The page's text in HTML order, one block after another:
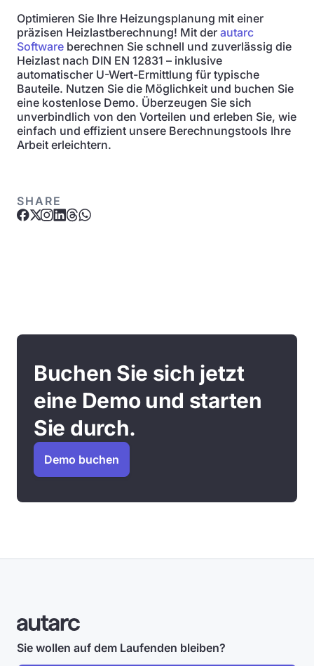
Optimieren Sie Ihre Heizungsplanung mit einer
präzisen Heizlastberechnung! Mit der autarc
Software berechnen Sie schnell und zuverlässig die
Heizlast nach DIN EN 12831 – inklusive
automatischer U-Wert-Ermittlung für typische
Bauteile. Nutzen Sie die Möglichkeit und buchen Sie
eine kostenlose Demo. Überzeugen Sie sich
unverbindlich von den Vorteilen und erleben Sie, wie
einfach und effizient unsere Berechnungstools Ihre
Arbeit erleichtern.
SHARE
Buchen Sie sich jetzt
eine Demo und starten
Sie durch.
Demo buchen
Sie wollen auf dem Laufenden bleiben?